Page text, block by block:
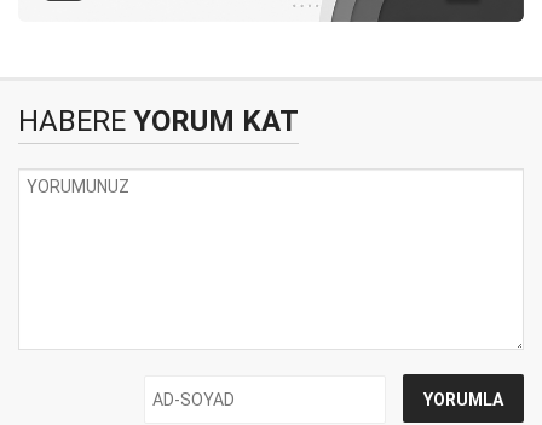
HABERE YORUM KAT